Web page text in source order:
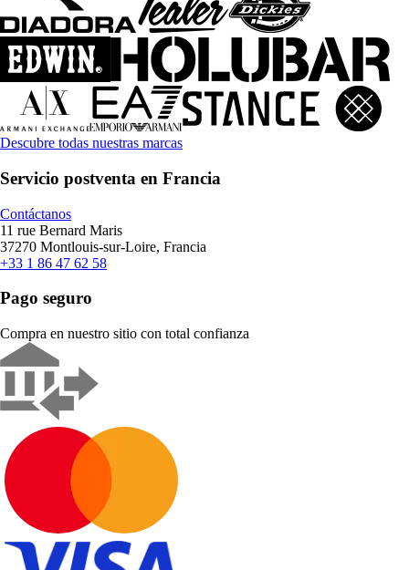
Descubre todas nuestras marcas
Servicio postventa en Francia
Contáctanos
11 rue Bernard Maris
37270 Montlouis-sur-Loire, Francia
+33 1 86 47 62 58
Pago seguro
Compra en nuestro sitio con total confianza